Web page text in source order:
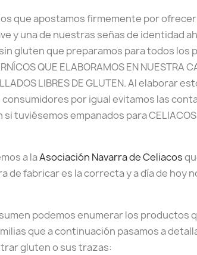
que apostamos firmemente por
y una de nuestras señas de identidad
gluten que preparamos para todos los
QUE ELABORAMOS EN NUESTRA
LIBRES DE GLUTEN. Al elaborar
por igual evitamos las
tuviésemos empanados para
a laAsociación Navarra de Celiacos
de fabricar es la correcta y a día de hoy
podemos enumerar los productos
que a continuación pasamos a
gluten o sus trazas: